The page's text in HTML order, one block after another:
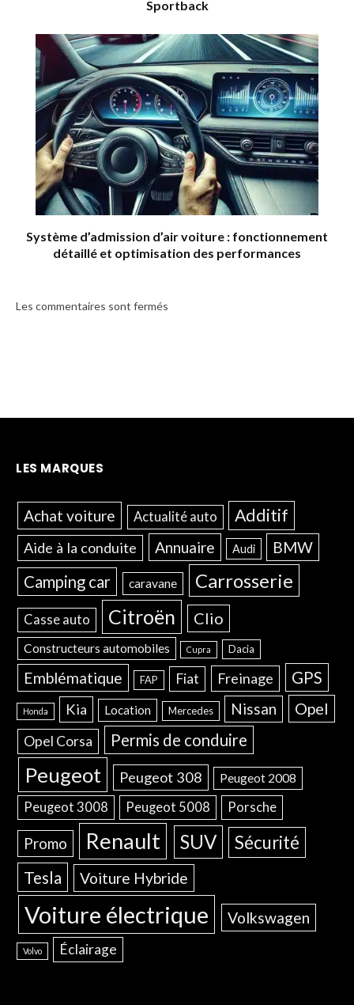
Sportback
Système d’admission d’air voiture : fonctionnement
détaillé et optimisation des performances
Les commentaires sont fermés
LES MARQUES
Achat voiture Actualité auto Additif
Aide à la conduite Annuaire Audi BMW
Camping car caravane Carrosserie
Casse auto Citroën Clio
Constructeurs automobiles Cupra Dacia
Emblématique FAP Fiat Freinage GPS
Honda Kia Location Mercedes Nissan Opel
Opel Corsa Permis de conduire
Peugeot Peugeot 308 Peugeot 2008
Peugeot 3008 Peugeot 5008 Porsche
Promo Renault SUV Sécurité
Tesla Voiture Hybride
Voiture électrique Volkswagen
Volvo Éclairage